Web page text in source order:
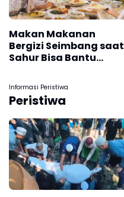
Makan Makanan
Bergizi Seimbang saat
Sahur Bisa Bantu
Informasi Peristiwa
Peristiwa